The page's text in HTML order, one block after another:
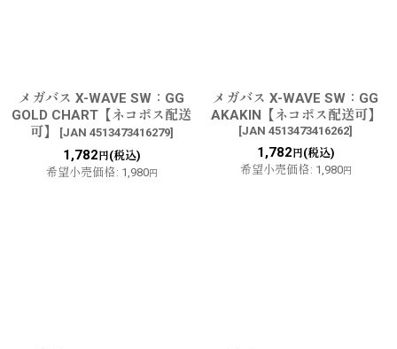
メガバス X-WAVE SW：GG
GOLD CHART【ネコポス配送
可】
[JAN 4513473416279]
1,782 円(税込)
希望小売価格: 1,980円
メガバス X-WAVE SW：GG
AKAKIN【ネコポス配送可】
[JAN 4513473416262]
1,782 円(税込)
希望小売価格: 1,980円